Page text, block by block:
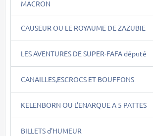
MACRON
CAUSEUR OU LE ROYAUME DE ZAZUBIE
LES AVENTURES DE SUPER-FAFA député
CANAILLES,ESCROCS ET BOUFFONS
KELENBORN OU L'ENARQUE A 5 PATTES
BILLETS d'HUMEUR